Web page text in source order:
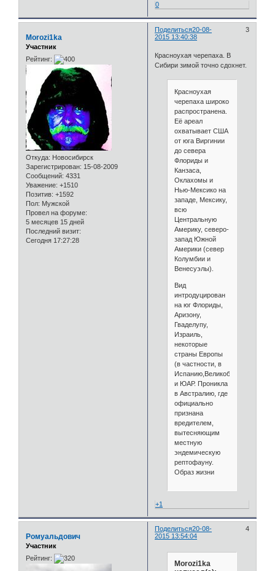
0
Поделиться 3
20-08-
2015 13:40:38
Morozi1ka
Участник
Рейтинг:
Откуда: Новосибирск
Зарегистрирован: 15-08-2009
Сообщений: 4331
Уважение: +1510
Позитив: +1592
Пол: Мужской
Провел на форуме:
5 месяцев 15 дней
Последний визит:
Сегодня 17:27:28
Красноухая черепаха. В
Сибири зимой точно сдохнет.
Красноухая
черепаха широко
распространена.
Её ареал
охватывает США
от юга Виргинии
до севера
Флориды и
Канзаса,
Оклахомы и
Нью-Мексико на
западе, Мексику,
всю
Центральную
Америку, северо-
запад Южной
Америки (север
Колумбии и
Венесуэлы).
Вид
интродуцирован
на юг Флориды,
Аризону,
Гваделупу,
Израиль,
некоторые
страны Европы
(в частности, в
Испанию,Великобританию)
и ЮАР. Проникла
в Австралию, где
официально
признана
вредителем,
вытесняющим
местную
эндемическую
рептофауну.
Образ жизни
+1
Поделиться 4
20-08-
2015 13:54:04
Ромуальдович
Участник
Рейтинг:
Morozi1ka